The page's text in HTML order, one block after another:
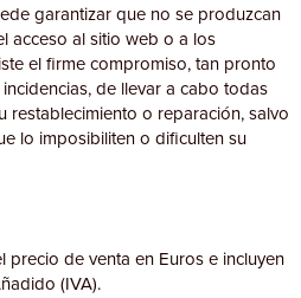
garantizar que no se produzcan
acceso al sitio web o a los
el firme compromiso, tan pronto
de llevar a cabo todas
restablecimiento o reparación, salvo
lo imposibiliten o dificulten su
precio de venta en Euros e incluyen
(IVA).